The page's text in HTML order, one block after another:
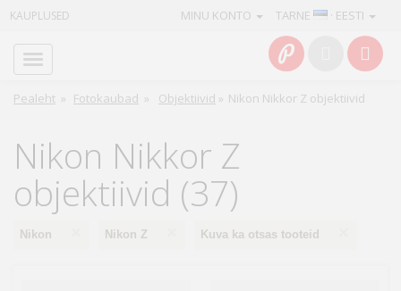
KAUPLUSED TARNE · EESTI
MINU KONTO
Pealeht » Fotokaubad » Objektiivid » Nikon Nikkor Z objektiivid
Nikon Nikkor Z
objektiivid (37)
Nikon Nikon Z Kuva ka otsas tooteid
Info